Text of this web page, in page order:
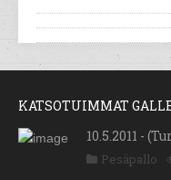
KATSOTUIMMAT
10.5.2011 -
Pesäpallo